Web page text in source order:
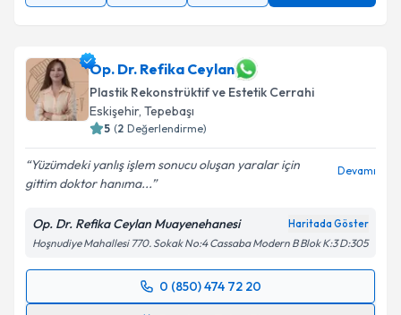
Op. Dr. Refika Ceylan
Plastik Rekonstrüktif ve Estetik Cerrahi
Eskişehir, Tepebaşı
5 (2 Değerlendirme)
Yüzümdeki yanlış işlem sonucu oluşan yaralar için
gittim doktor hanıma...
Devamı
Op. Dr. Refika Ceylan Muayenehanesi Haritada Göster
Hoşnudiye Mahallesi 770. Sokak No:4 Cassaba Modern B Blok K:3 D:305
0 (850) 474 72 20
Randevu Takvimi Talebi